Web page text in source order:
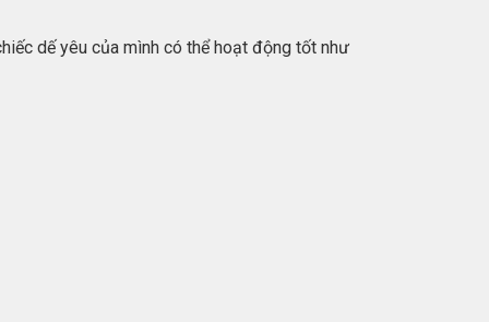
dế yêu của mình có thể hoạt động tốt như